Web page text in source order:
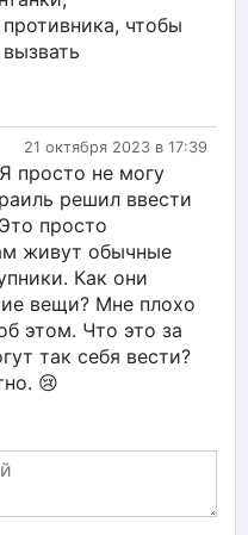
чтобы
21 октября 2023 в 17:39
просто не могу
решил ввести
просто
живут обычные
Как они
вещи? Мне плохо
этом. Что это за
так себя вести?
😢